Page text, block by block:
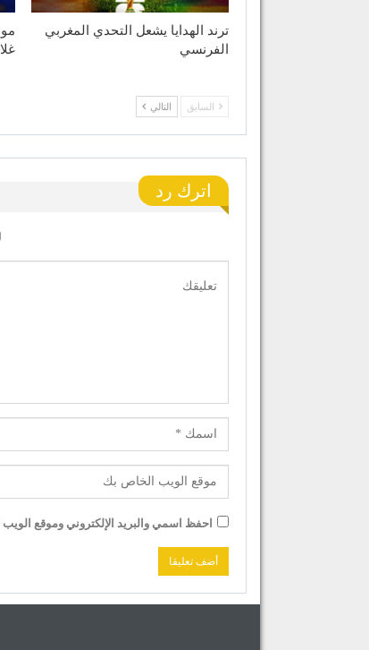
ترند الهدايا يشعل التحدي المغربي
الفرنسي
السابق التالي
اترك رد
احفظ اسمي والبريد الإلكتروني وموقع